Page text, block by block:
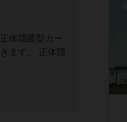
体隠匿型カー
ます。 正体隠